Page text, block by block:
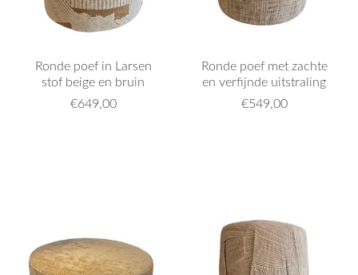
Ronde poef in Larsen
stof beige en bruin
€649,00
Ronde poef met zachte
en verfijnde uitstraling
€549,00